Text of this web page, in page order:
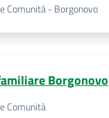
Comunità - Borgonovo
Borgonovo
Comunità